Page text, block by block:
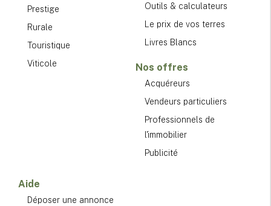
Prestige
Rurale
Touristique
Viticole
Outils & calculateurs
Le prix de vos terres
Livres Blancs
Nos offres
Acquéreurs
Vendeurs particuliers
Professionnels de
l'immobilier
Publicité
Aide
Déposer une annonce